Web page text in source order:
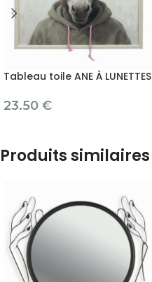
Tableau toile ANE À LUNETTES
23.50 €
Produits similaires